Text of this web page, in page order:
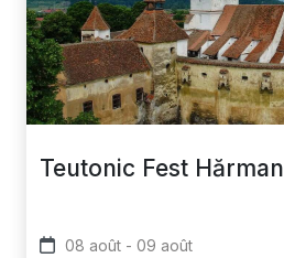
Teutonic Fest Hărman
08 août - 09 août